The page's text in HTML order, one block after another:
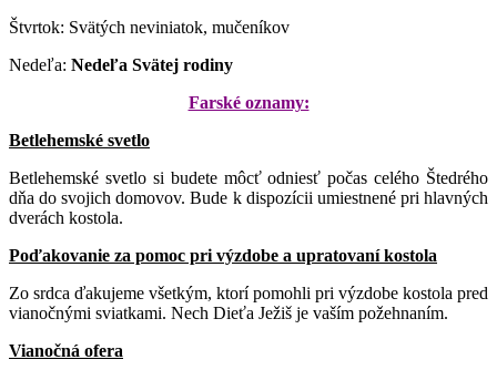
Štvrtok: Svätých neviniatok, mučeníkov
Nedeľa: Nedeľa Svätej rodiny
Farské oznamy:
Betlehemské svetlo
Betlehemské svetlo si budete môcť odniesť počas celého Štedrého
dňa do svojich domovov. Bude k dispozícii umiestnené pri hlavných
dverách kostola.
Poďakovanie za pomoc pri výzdobe a upratovaní kostola
Zo srdca ďakujeme všetkým, ktorí pomohli pri výzdobe kostola pred
vianočnými sviatkami. Nech Dieťa Ježiš je vaším požehnaním.
Vianočná ofera